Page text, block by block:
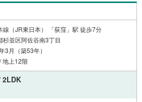
◆弊社へのご来社、お客様宅へのお迎
待ち合わせ、物件周辺のコンビニ等でお待
希望をお伝えください。ご希望条件をお
、ご見学希望物件以外の資料も用意して
ん他の物件も併せてご案内させていただ
線（JR東日本） 「荻窪」駅 徒歩7分
杉並区阿佐谷南3丁目
3月（築53年）
地上12階
2LDK